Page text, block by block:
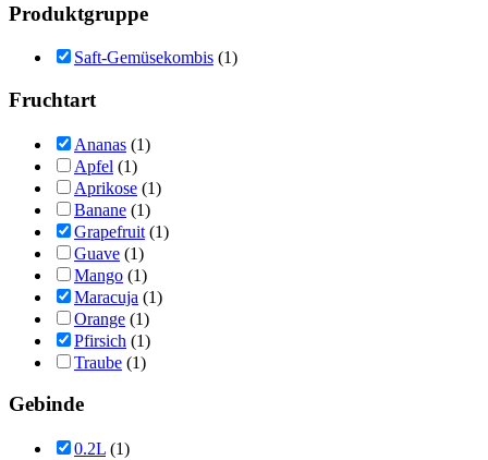
Produktgruppe
Saft-Gemüsekombis (1)
Fruchtart
Ananas (1)
Apfel (1)
Aprikose (1)
Banane (1)
Grapefruit (1)
Guave (1)
Mango (1)
Maracuja (1)
Orange (1)
Pfirsich (1)
Traube (1)
Gebinde
0.2L (1)